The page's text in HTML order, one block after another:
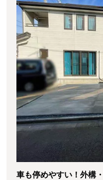
車も停めやすい！外構